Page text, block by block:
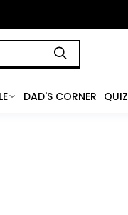
DAD'S CORNER QUIZ